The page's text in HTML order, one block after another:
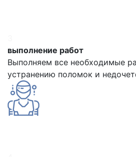
выполнение работ
Выполняем все необходимые
устранению поломок и